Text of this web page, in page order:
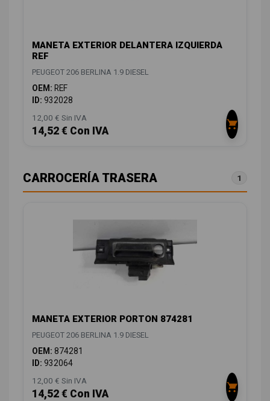
MANETA EXTERIOR DELANTERA IZQUIERDA
REF
PEUGEOT 206 BERLINA 1.9 DIESEL
OEM: REF
ID: 932028
12,00 € Sin IVA
14,52 € Con IVA
CARROCERÍA TRASERA 1
MANETA EXTERIOR PORTON 874281
PEUGEOT 206 BERLINA 1.9 DIESEL
OEM: 874281
ID: 932064
12,00 € Sin IVA
14,52 € Con IVA